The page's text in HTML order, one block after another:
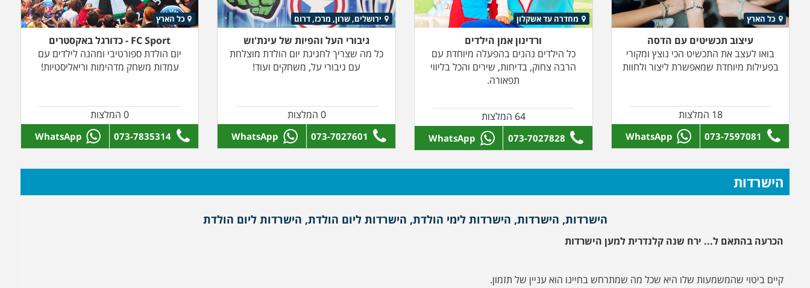
כל הארץ
עיצוב תכשיטים עם הדסה
בואו לעצב את התכשיט הכי נוצץ ומקורי
בפעילות מיוחדת שמאפשרת ליצור ולחוות
18 המלצות
073-7597081
WhatsApp
מחדרה עד אשקלון
ורדינון אמן הילדים
כל הילדים נהנים בהפעלה מיוחדת עם
הרבה צחוק, בדיחות, שירים והכל בליווי
תפאורה.
64 המלצות
073-7027828
WhatsApp
ירושלים, שרון, מרכז, דרום
גיבורי העל והפיות של עינת'וש
כל מה שצריך לחגיגת יום הולדת מוצלחת
עם גיבורי על, משחקים ועוד!
0 המלצות
073-7027601
WhatsApp
כל הארץ
FC Sport - כדורגל באקסטרים
יום הולדת ספורטיבי ומהנה לילדים עם
עמדות משחק מדהימות וריאליסטיות!
0 המלצות
073-7835314
WhatsApp
הישרדות
הישרדות, הישרדות, הישרדות לימי הולדת, הישרדות ליום הולדת, הישרדות ליום הולדת
הכרעה בהתאם ל... ירח שנה קלנדרית למען הישרדות
קיים ביטוי שהמשמעות שלו היא שכל מה שמתרחש בחיינו הוא עניין של תזמון.